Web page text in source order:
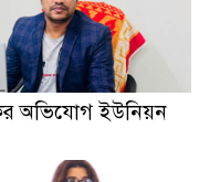
অভিযোগ ইউনিয়ন